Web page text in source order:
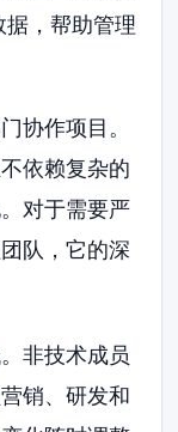
，帮助管理
协作项目。
依赖复杂的
对于需要严
队，它的深
非技术成员
销、研发和